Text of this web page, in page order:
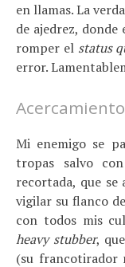
en llamas. La
de ajedrez,
romper el status
error.
Acercamiento
Mi enemigo se
tropas salvo
recortada, que
vigilar su flanco
con todos mis
heavy stubber,
(su francotirador